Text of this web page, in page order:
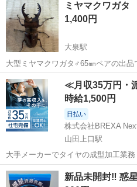
ミヤマクワガタ
1,400円
大泉駅
大型ミヤマクワガタ♂65㎜ペアの出品
ズは素人測定なので完璧ではありま
と思います。 ノコギリクワガタかカブトムシも欲しければお付けしま
す。 入れ物持参してくだ...
三重 いなべ市 大泉駅 そ
≪月収35万円・
時給1,500円
日払い
株式会社BREXA
山田上口駅
大手メーカーでタイヤの成型加工業
度あり！ワンルーム寮完備！マイカ
重県伊勢市》 人気の工場のお仕事 ◇タイヤの製造◇ トラック・バ
三重 伊勢市 山田上口駅
新品未開封‼️ 惑